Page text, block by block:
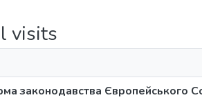
visits
законодавства Європейського